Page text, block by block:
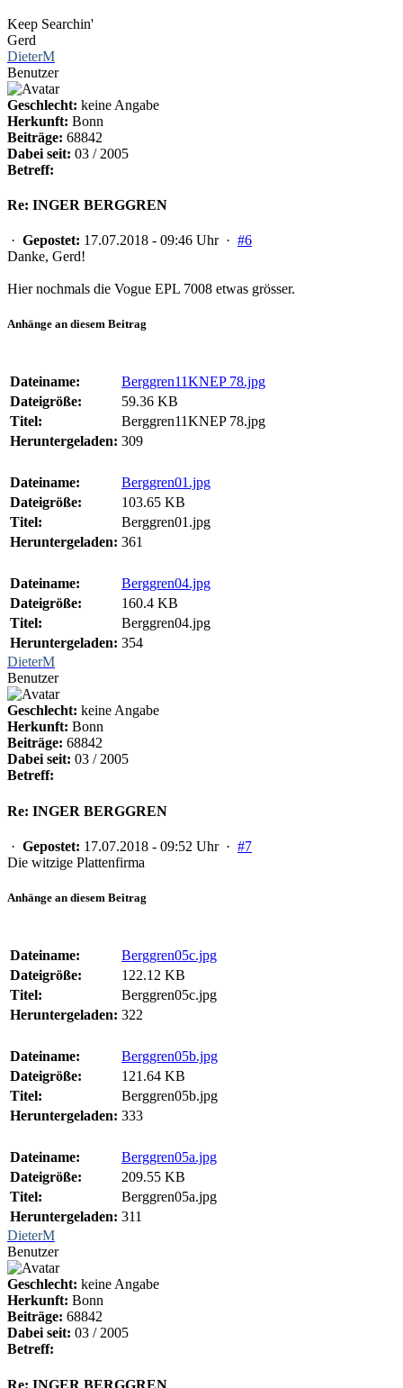
Keep Searchin'
Gerd
DieterM
Benutzer
Geschlecht: keine Angabe
Herkunft: Bonn
Beiträge: 68842
Dabei seit: 03 / 2005
Betreff:
Re: INGER BERGGREN
· Gepostet: 17.07.2018 - 09:46 Uhr · #6
Danke, Gerd!
Hier nochmals die Vogue EPL 7008 etwas grösser.
Anhänge an diesem Beitrag
Dateiname:
Berggren11KNEP 78.jpg
Dateigröße:
59.36 KB
Titel:
Berggren11KNEP 78.jpg
Heruntergeladen: 309
Dateiname:
Berggren01.jpg
Dateigröße:
103.65 KB
Titel:
Berggren01.jpg
Heruntergeladen: 361
Dateiname:
Berggren04.jpg
Dateigröße:
160.4 KB
Titel:
Berggren04.jpg
Heruntergeladen: 354
DieterM
Benutzer
Geschlecht: keine Angabe
Herkunft: Bonn
Beiträge: 68842
Dabei seit: 03 / 2005
Betreff:
Re: INGER BERGGREN
· Gepostet: 17.07.2018 - 09:52 Uhr · #7
Die witzige Plattenfirma
Anhänge an diesem Beitrag
Dateiname:
Berggren05c.jpg
Dateigröße:
122.12 KB
Titel:
Berggren05c.jpg
Heruntergeladen: 322
Dateiname:
Berggren05b.jpg
Dateigröße:
121.64 KB
Titel:
Berggren05b.jpg
Heruntergeladen: 333
Dateiname:
Berggren05a.jpg
Dateigröße:
209.55 KB
Titel:
Berggren05a.jpg
Heruntergeladen: 311
DieterM
Benutzer
Geschlecht: keine Angabe
Herkunft: Bonn
Beiträge: 68842
Dabei seit: 03 / 2005
Betreff:
Re: INGER BERGGREN